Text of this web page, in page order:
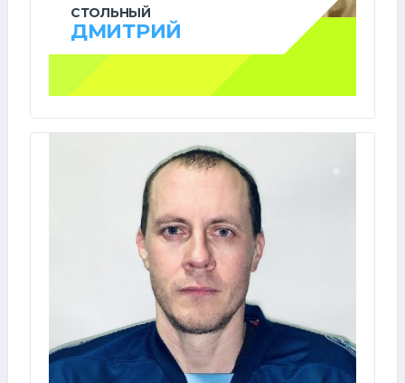
СТОЛЬНЫЙ
ДМИТРИЙ